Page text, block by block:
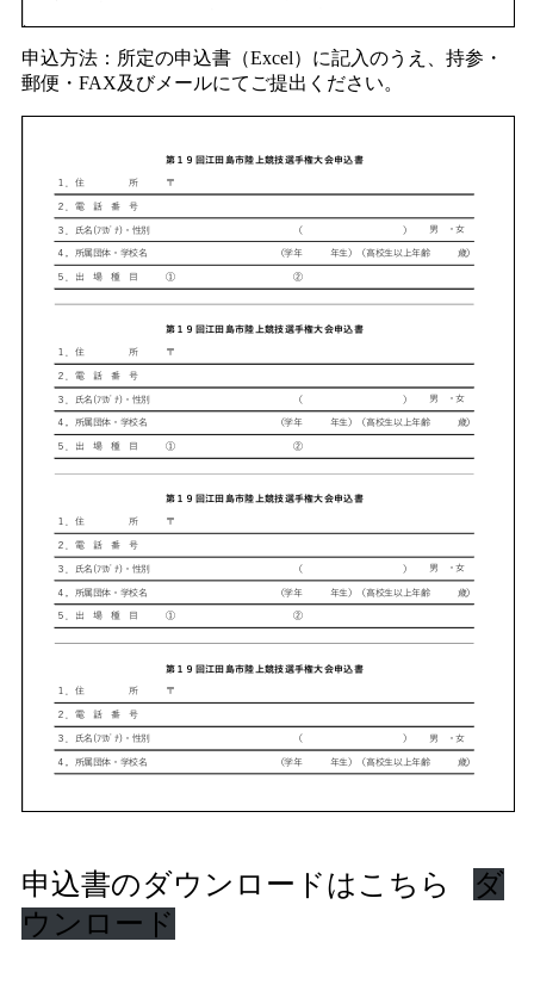
申込方法：所定の申込書（Excel）に記入のうえ、持参・
郵便・FAX及びメールにてご提出ください。
申込書のダウンロードはこちら
ダ
ウンロード